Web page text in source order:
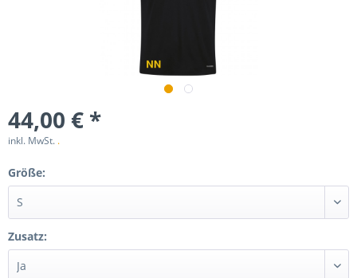
44,00 € *
inkl. MwSt. .
Größe:
Zusatz: